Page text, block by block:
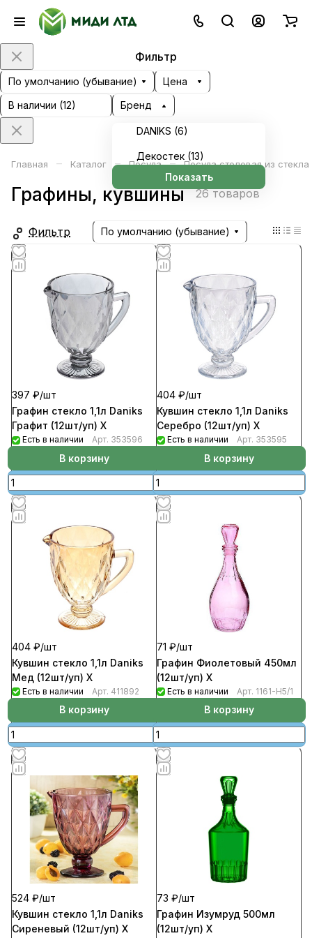
Фильтр
По умолчанию (убывание)
Цена
В наличии (12) Бренд
DANIKS (6)
Декостек (13)
Показать
Главная – Каталог – Посуда – Посуда столовая из стекла
Графины, кувшины 26 товаров
Фильтр По умолчанию (убывание)
397 ₽/шт
Графин стекло 1,1л Daniks
Графит (12шт/уп) Х
Есть в наличии Арт. 353596
В корзину
404 ₽/шт
Кувшин стекло 1,1л Daniks
Серебро (12шт/уп) Х
Есть в наличии Арт. 353595
В корзину
404 ₽/шт
Кувшин стекло 1,1л Daniks
Мед (12шт/уп) Х
Есть в наличии Арт. 411892
В корзину
71 ₽/шт
Графин Фиолетовый 450мл
(12шт/уп) Х
Есть в наличии Арт. 1161-Н5/1
В корзину
524 ₽/шт
Кувшин стекло 1,1л Daniks
Сиреневый (12шт/уп) Х
73 ₽/шт
Графин Изумруд 500мл
(12шт/уп) Х